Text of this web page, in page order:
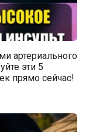
артериального
эти 5
прямо сейчас!